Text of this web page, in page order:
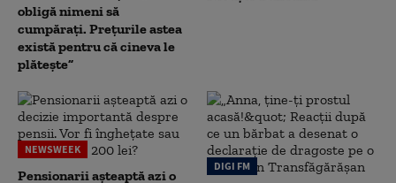
obligă nimeni să
cumpărați. Prețurile astea
există pentru că cineva le
plătește”
NEWSWEEK
Pensionarii așteaptă azi o
DIGI FM